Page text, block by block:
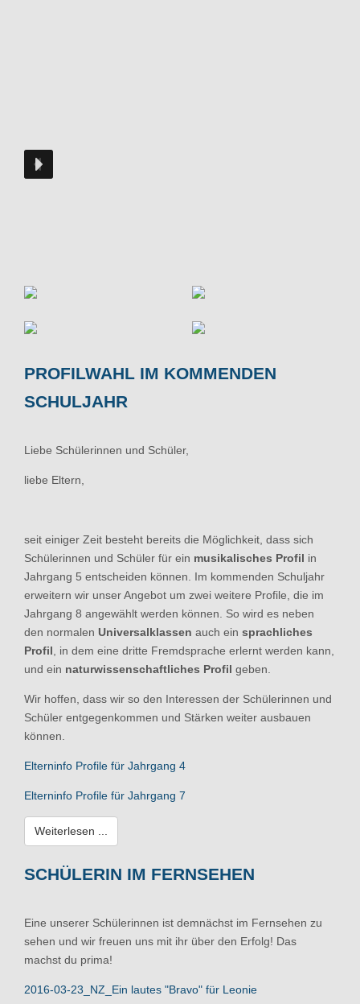
PROFILWAHL IM KOMMENDEN
SCHULJAHR
Liebe Schülerinnen und Schüler,
liebe Eltern,
seit einiger Zeit besteht bereits die Möglichkeit, dass sich
Schülerinnen und Schüler für ein musikalisches Profil in
Jahrgang 5 entscheiden können. Im kommenden Schuljahr
erweitern wir unser Angebot um zwei weitere Profile, die im
Jahrgang 8 angewählt werden können. So wird es neben
den normalen Universalklassen auch ein sprachliches
Profil , in dem eine dritte Fremdsprache erlernt werden kann,
und ein naturwissenschaftliches Profil geben.
Wir hoffen, dass wir so den Interessen der Schülerinnen und
Schüler entgegenkommen und Stärken weiter ausbauen
können.
Elterninfo Profile für Jahrgang 4
Elterninfo Profile für Jahrgang 7
Weiterlesen ...
SCHÜLERIN IM FERNSEHEN
Eine unserer Schülerinnen ist demnächst im Fernsehen zu
sehen und wir freuen uns mit ihr über den Erfolg! Das
machst du prima!
2016-03-23_NZ_Ein lautes "Bravo" für Leonie